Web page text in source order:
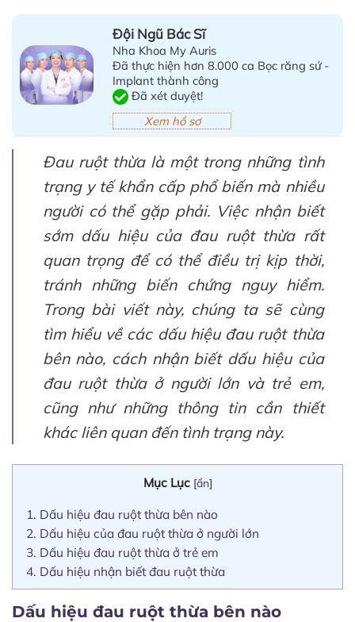
Đội Ngũ Bác Sĩ
Nha Khoa My Auris
Đã thực hiện hơn 8.000 ca Bọc răng sứ -
Implant thành công
Đã xét duyệt!
Xem hồ sơ
Đau ruột thừa là một trong những tình
trạng y tế khẩn cấp phổ biến mà nhiều
người có thể gặp phải. Việc nhận biết
sớm dấu hiệu của đau ruột thừa rất
quan trọng để có thể điều trị kịp thời,
tránh những biến chứng nguy hiểm.
Trong bài viết này, chúng ta sẽ cùng
tìm hiểu về các dấu hiệu đau ruột thừa
bên nào, cách nhận biết dấu hiệu của
đau ruột thừa ở người lớn và trẻ em,
cũng như những thông tin cần thiết
khác liên quan đến tình trạng này.
Mục Lục [ẩn]
1. Dấu hiệu đau ruột thừa bên nào
2. Dấu hiệu của đau ruột thừa ở người lớn
3. Dấu hiệu đau ruột thừa ở trẻ em
4. Dấu hiệu nhận biết đau ruột thừa
Dấu hiệu đau ruột thừa bên nào